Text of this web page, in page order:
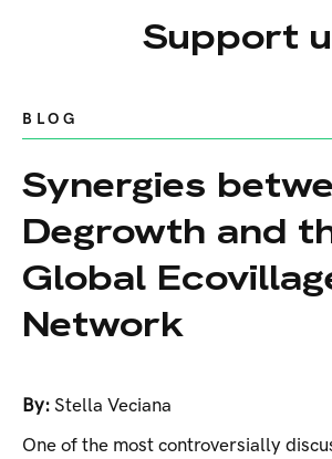
Support
BLOG
Synergies
Degrowth and
Global
Network
By: Stella Veciana
One of the most controversially